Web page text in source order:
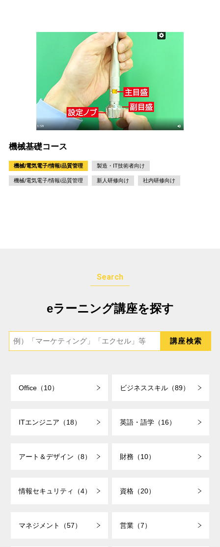
機械基礎コース
機械/電気電子/情報/品質管理 製造・IT技術者向け
機械/電気電子/情報/品質管理 新人研修向け 社内研修向け
Search
eラーニング講座を探す
Office（10） ビジネススキル（89）
ITエンジニア（18） 英語・語学（16）
アート＆デザイン（8） 財務（10）
情報セキュリティ（4） 資格（20）
マネジメント（57） 営業（7）